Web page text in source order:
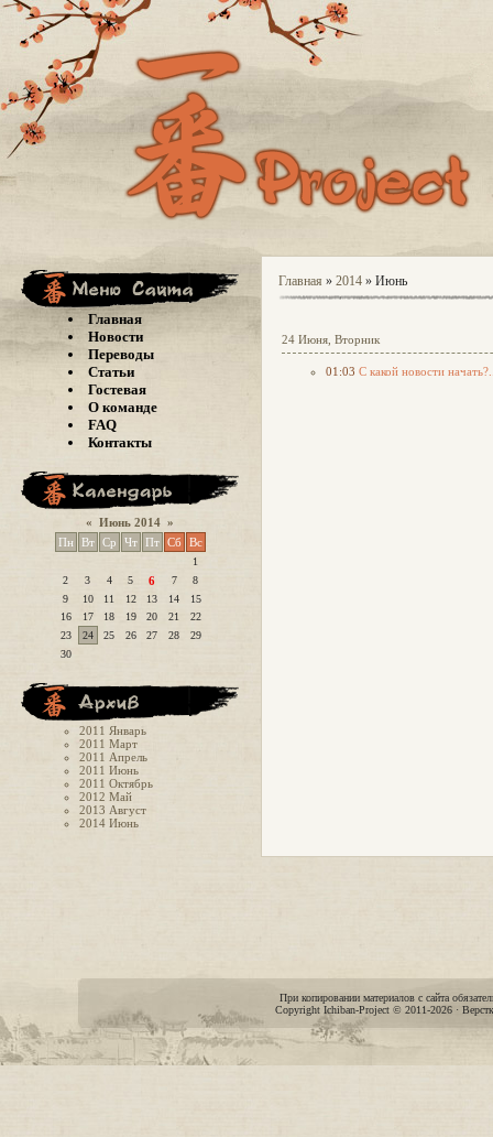
Главная
Новости
Переводы
Статьи
Гостевая
О команде
FAQ
Контакты
« Июнь 2014 »
Пн Вт Ср Чт Пт Сб Вс
1
2
3 4 5 6 7
8
9
10 11 12 13 14
15
16
17 18 19 20 21
22
23
24 25 26 27 28
29
30
2011 Январь
2011 Март
2011 Апрель
2011 Июнь
2011 Октябрь
2012 Май
2013 Август
2014 Июнь
Главная » 2014 » Июнь
24 Июня, Вторник
01:03 С какой новости
При копировании материалов с сайта
Copyright Ichiban-Project © 2011-2026 ·